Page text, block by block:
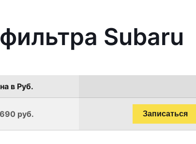
Subaru
в Руб.
руб. Записаться